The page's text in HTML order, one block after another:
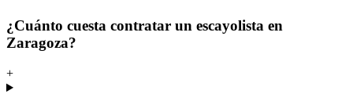
¿Cuánto cuesta contratar un escayolista en
Zaragoza?
+